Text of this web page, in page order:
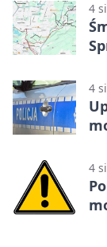
4
4
4